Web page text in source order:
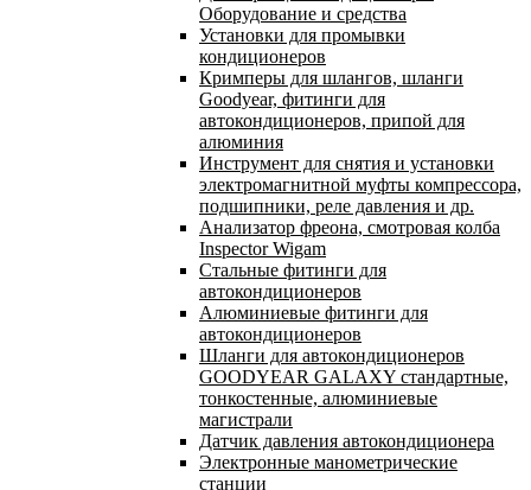
Оборудование и средства
Установки для промывки
кондиционеров
Кримперы для шлангов, шланги
Goodyear, фитинги для
автокондиционеров, припой для
алюминия
Инструмент для снятия и установки
электромагнитной муфты компрессора,
подшипники, реле давления и др.
Анализатор фреона, смотровая колба
Inspector Wigam
Стальные фитинги для
автокондиционеров
Алюминиевые фитинги для
автокондиционеров
Шланги для автокондиционеров
GOODYEAR GALAXY стандартные,
тонкостенные, алюминиевые
магистрали
Датчик давления автокондиционера
Электронные манометрические
станции